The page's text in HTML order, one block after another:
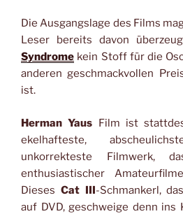
Die Ausgangslage des Films
Leser bereits davon
Syndrome kein Stoff für die
anderen geschmackvollen
ist.
Herman Yaus Film ist
ekelhafteste,
unkorrekteste Filmwerk,
enthusiastischer
Dieses Cat III-Schmankerl,
auf DVD, geschweige denn ins